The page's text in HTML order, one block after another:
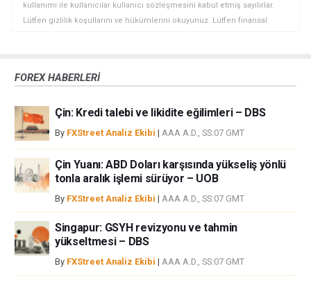
kullanımı ile kullanıcılar kullanıcı sözleşmesini kabul etmiş sayılırlar.
Lütfen gizlilik koşullarını ve hükümlerini okuyunuz. Lütfen finansal
bir alan olmayabilir. Diğer finansal araçlar içinden döviz ticaretini tercih
iştahınızı dikkatlice gözden geçiriniz. FXStreet’de ifade edilen görüşler
bireysel yazarlara aittir, fxstreet.com veya yönetimin görüşlerini ifade
etmemektedir. Bilgilerde hatalar yada eksikler bulunabilir. FXStreet
bağımsız yazarların görüşlerini doğrulamak zorunda değildir.
FXStreet’de verilen herhangi bir görüş, haber, araştırma, analiz, fiyatlar
veya fxstreet.comtarafından bu sitede yayınlanan bilgiler çalışanlar,
ortaklar yada katkıda bulunanlar tarafından genel piyasa yorumu olarak
bilgilerin kullanımı nedeniyle doğrudan yada dolaylı olarak ortaya
çıkabilecek herhangi bir kar kaybı herhangi bir sınırlama olmaksızın
herhangi bir kayıp ya da hasar için sorumluluk kabul etmemektedir.
FOREX HABERLERİ
Çin: Kredi talebi ve likidite eğilimleri – DBS
By FXStreet Analiz Ekibi | AAA A.D., SS:07 GMT
Çin Yuanı: ABD Doları karşısında yükseliş yönlü
tonla aralık işlemi sürüyor – UOB
By FXStreet Analiz Ekibi | AAA A.D., SS:07 GMT
Singapur: GSYH revizyonu ve tahmin
yükseltmesi – DBS
By FXStreet Analiz Ekibi | AAA A.D., SS:07 GMT